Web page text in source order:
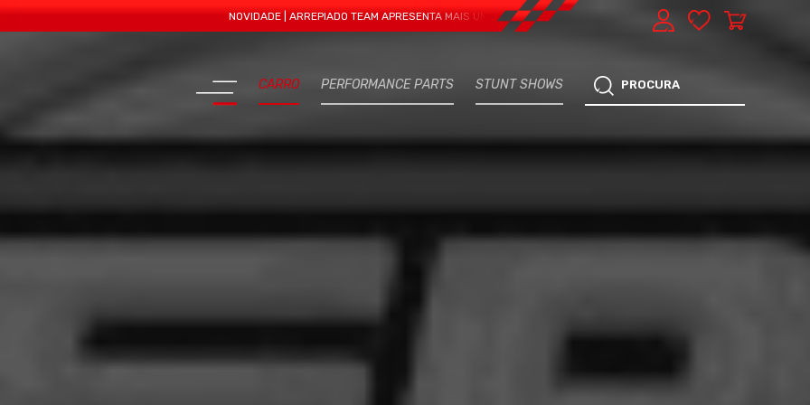
NOVIDADE | ARREPIADO TEAM APRESENTA MAIS UMA VERTENTE - EXPRESS CAR SERVICE, MANUTENÇÃO DO TEU CARRO -
CARRO PERFORMANCE PARTS STUNT SHOWS